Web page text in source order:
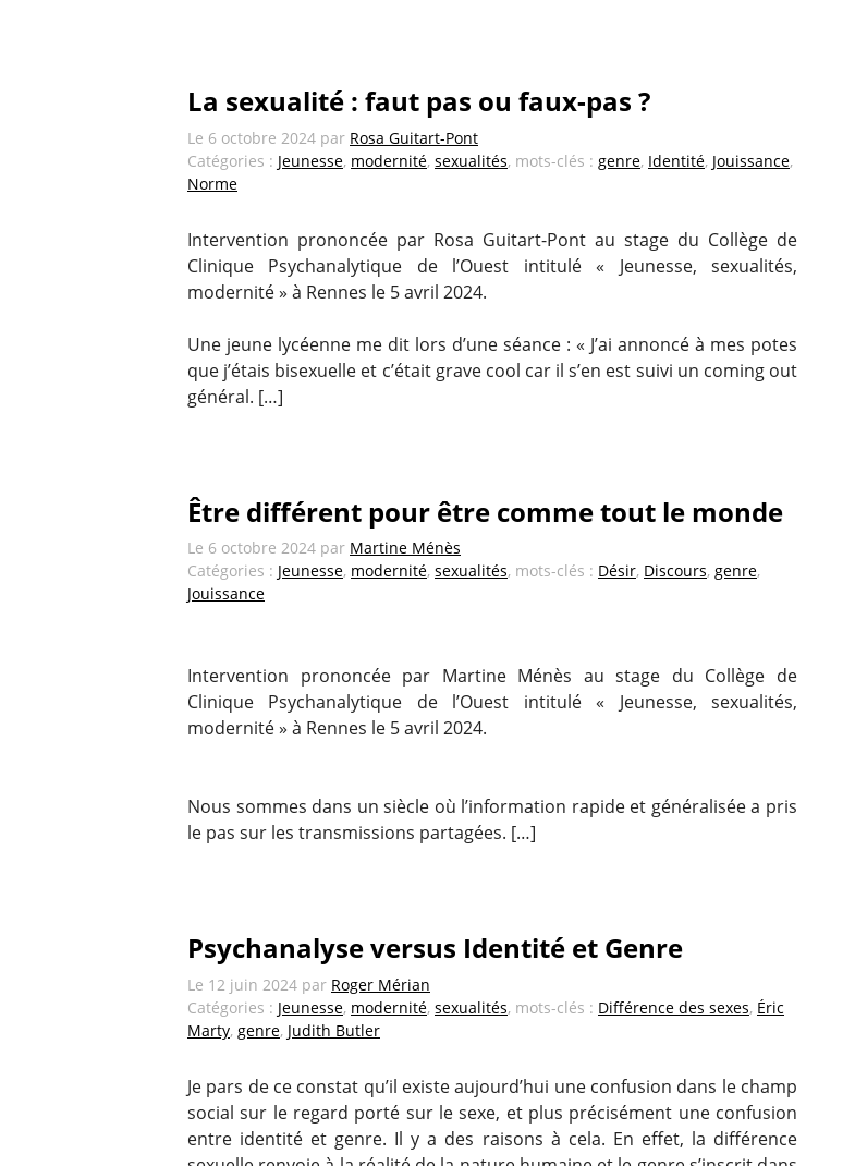
La sexualité : faut pas ou faux-pas ?
Le 6 octobre 2024 par Rosa Guitart-Pont
Catégories : Jeunesse, modernité, sexualités, mots-clés : genre, Identité, Jouissance,
Norme
Intervention prononcée par Rosa Guitart-Pont au stage du Collège de
Clinique Psychanalytique de l’Ouest intitulé « Jeunesse, sexualités,
modernité » à Rennes le 5 avril 2024.
Une jeune lycéenne me dit lors d’une séance : « J’ai annoncé à mes potes
que j’étais bisexuelle et c’était grave cool car il s’en est suivi un coming out
général. […]
Être différent pour être comme tout le monde
Le 6 octobre 2024 par Martine Ménès
Catégories : Jeunesse, modernité, sexualités, mots-clés : Désir, Discours, genre,
Jouissance
Intervention prononcée par Martine Ménès au stage du Collège de
Clinique Psychanalytique de l’Ouest intitulé « Jeunesse, sexualités,
modernité » à Rennes le 5 avril 2024.
Nous sommes dans un siècle où l’information rapide et généralisée a pris
le pas sur les transmissions partagées. […]
Psychanalyse versus Identité et Genre
Le 12 juin 2024 par Roger Mérian
Catégories : Jeunesse, modernité, sexualités, mots-clés : Différence des sexes, Éric
Marty, genre, Judith Butler
Je pars de ce constat qu’il existe aujourd’hui une confusion dans le champ
social sur le regard porté sur le sexe, et plus précisément une confusion
entre identité et genre. Il y a des raisons à cela. En effet, la différence